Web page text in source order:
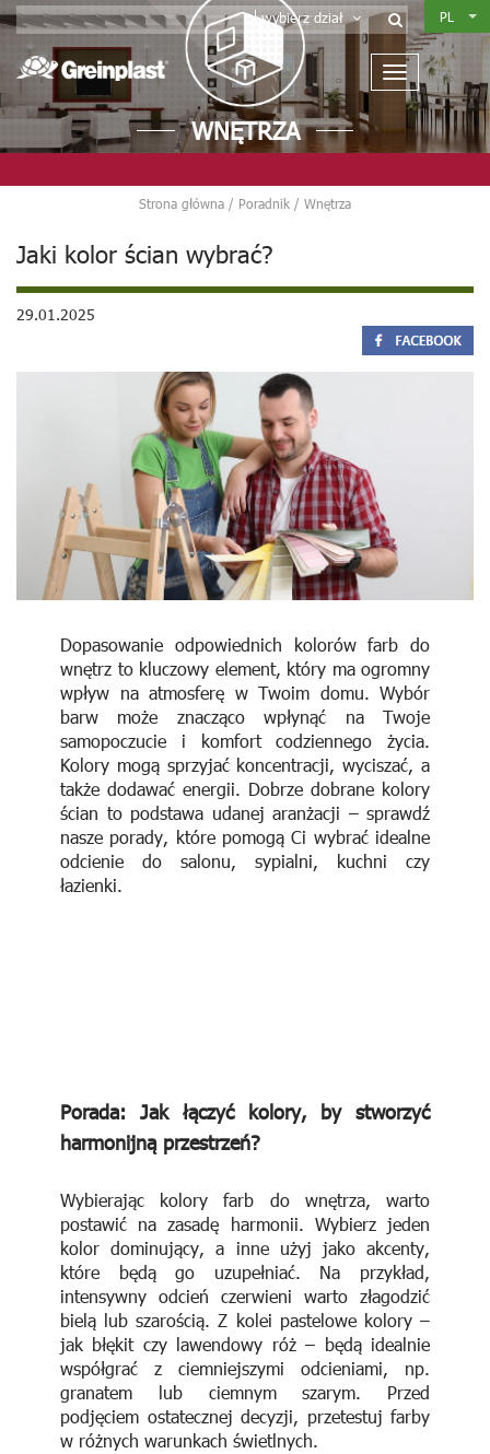
wybierz dział PL
WNĘTRZA
Strona główna / Poradnik / Wnętrza
Jaki kolor ścian wybrać?
29.01.2025
Dopasowanie odpowiednich kolorów farb do
wnętrz to kluczowy element, który ma ogromny
wpływ na atmosferę w Twoim domu. Wybór
barw może znacząco wpłynąć na Twoje
samopoczucie i komfort codziennego życia.
Kolory mogą sprzyjać koncentracji, wyciszać, a
także dodawać energii. Dobrze dobrane kolory
ścian to podstawa udanej aranżacji – sprawdź
nasze porady, które pomogą Ci wybrać idealne
odcienie do salonu, sypialni, kuchni czy
łazienki.
Porada: Jak łączyć kolory, by stworzyć
harmonijną przestrzeń?
Wybierając kolory farb do wnętrza, warto
postawić na zasadę harmonii. Wybierz jeden
kolor dominujący, a inne użyj jako akcenty,
które będą go uzupełniać. Na przykład,
intensywny odcień czerwieni warto złagodzić
bielą lub szarością. Z kolei pastelowe kolory –
jak błękit czy lawendowy róż – będą idealnie
współgrać z ciemniejszymi odcieniami, np.
granatem lub ciemnym szarym. Przed
podjęciem ostatecznej decyzji, przetestuj farby
w różnych warunkach świetlnych.